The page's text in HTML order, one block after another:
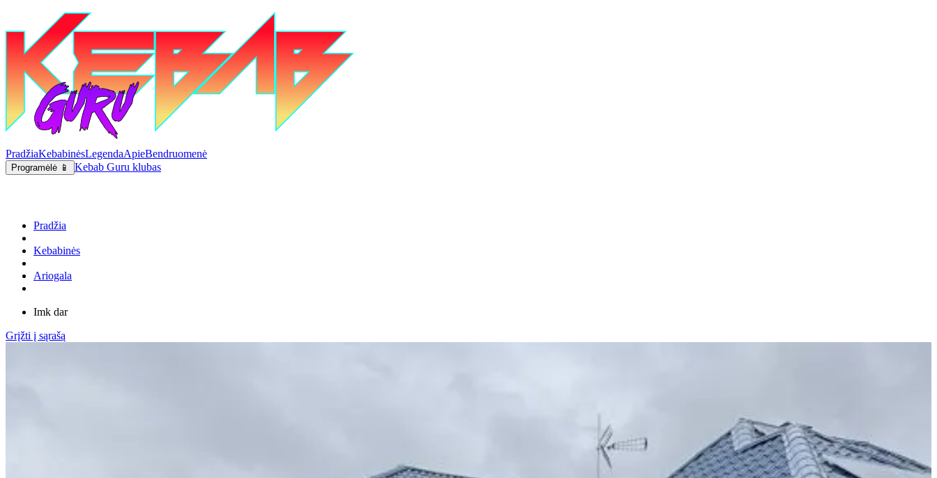
PradžiaKebabinėsLegendaApieBendruomenė
Programėlė 📱 Kebab Guru klubas
Pradžia
Kebabinės
Ariogala
Imk dar
Grįžti į sąrašą